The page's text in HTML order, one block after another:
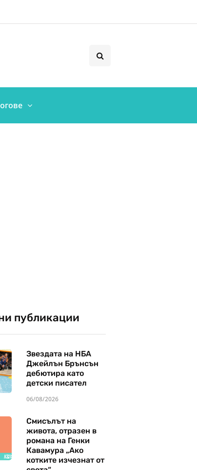
публикации
Звездата на НБА
Джейлън Брънсън
дебютира като
детски писател
06/08/2026
Смисълът на
живота, отразен в
романа на Генки
Кавамура „Ако
котките изчезнат от